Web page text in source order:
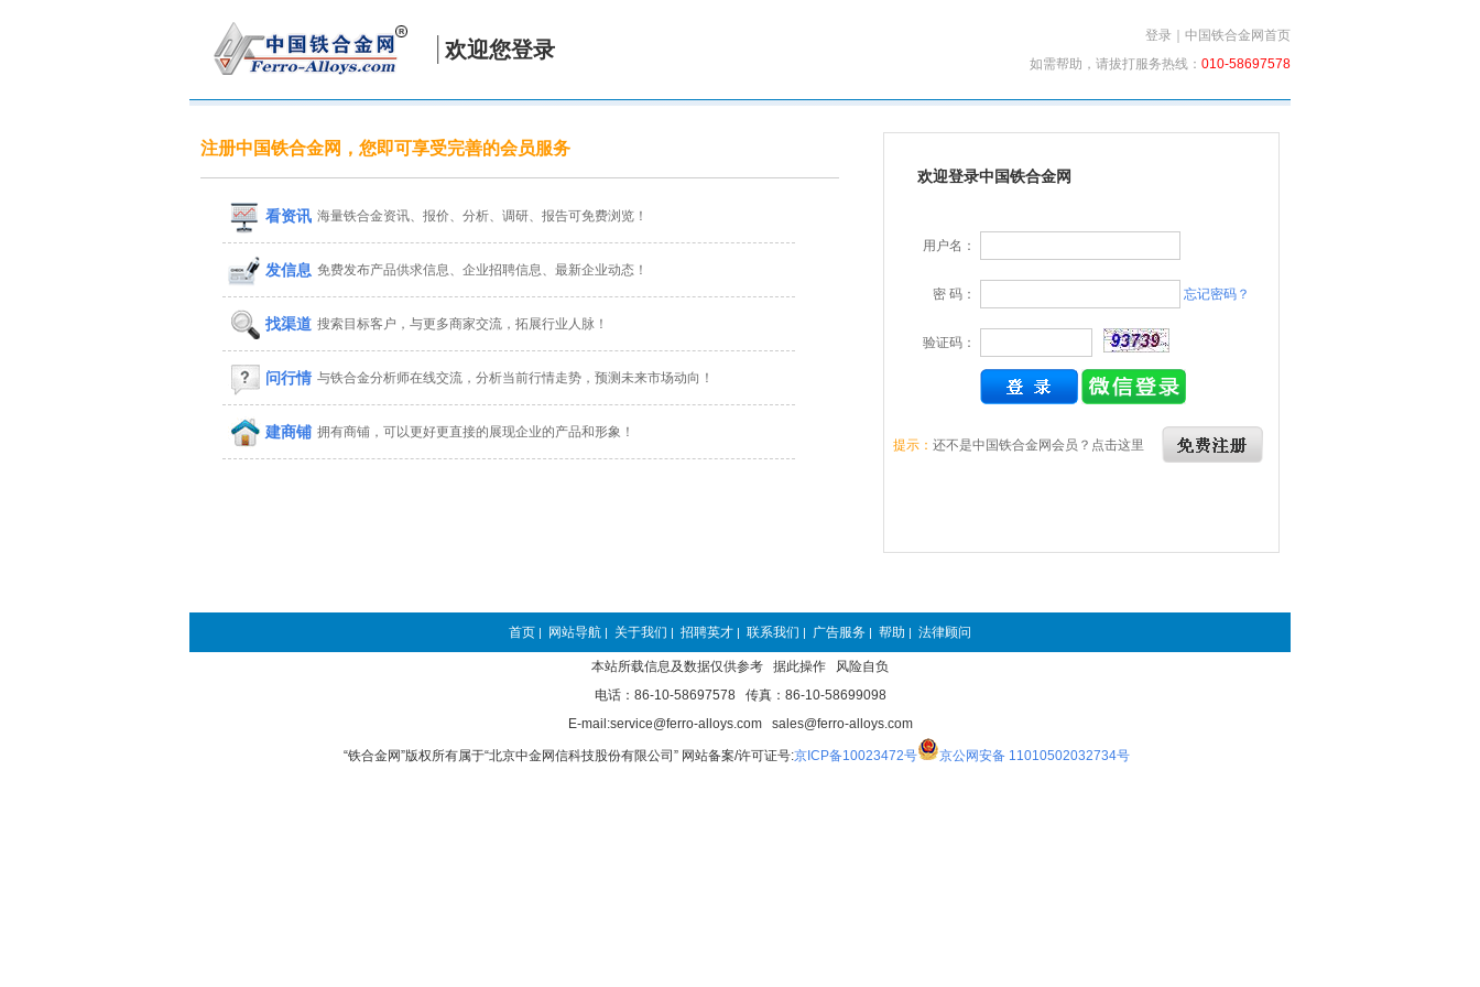
欢迎您登录
登录
中国铁合金网首页
如需帮助，请拔打服务热线： 010-58697578
注册中国铁合金网，您即可享受完善的会员服务
看资讯 海量铁合金资讯、报价、分析、调研、报告可免费浏览！
发信息 免费发布产品供求信息、企业招聘信息、最新企业动态！
找渠道 搜索目标客户，与更多商家交流，拓展行业人脉！
问行情 与铁合金分析师在线交流，分析当前行情走势，预测未来市场动向！
建商铺 拥有商铺，可以更好更直接的展现企业的产品和形象！
欢迎登录中国铁合金网
用户名：
密 码： 忘记密码？
验证码：
提示： 还不是中国铁合金网会员？点击这里
首页 | 网站导航 | 关于我们 | 招聘英才 | 联系我们 | 广告服务 | 帮助 | 法律顾问
本站所载信息及数据仅供参考 据此操作 风险自负
电话：86-10-58697578 传真：86-10-58699098
E-mail:service@ferro-alloys.com sales@ferro-alloys.com
“铁合金网”版权所有属于“北京中金网信科技股份有限公司” 网站备案/许可证号:京ICP备10023472号 京公网安备 11010502032734号